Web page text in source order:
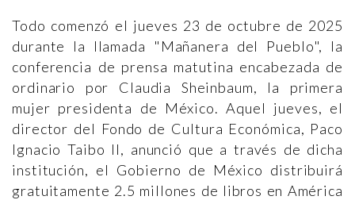
Todo comenzó el jueves 23 de octubre de 2025
durante la llamada "Mañanera del Pueblo", la
conferencia de prensa matutina encabezada de
ordinario por Claudia Sheinbaum, la primera
mujer presidenta de México. Aquel jueves, el
director del Fondo de Cultura Económica, Paco
Ignacio Taibo II, anunció que a través de dicha
institución, el Gobierno de México distribuirá
gratuitamente 2.5 millones de libros en América